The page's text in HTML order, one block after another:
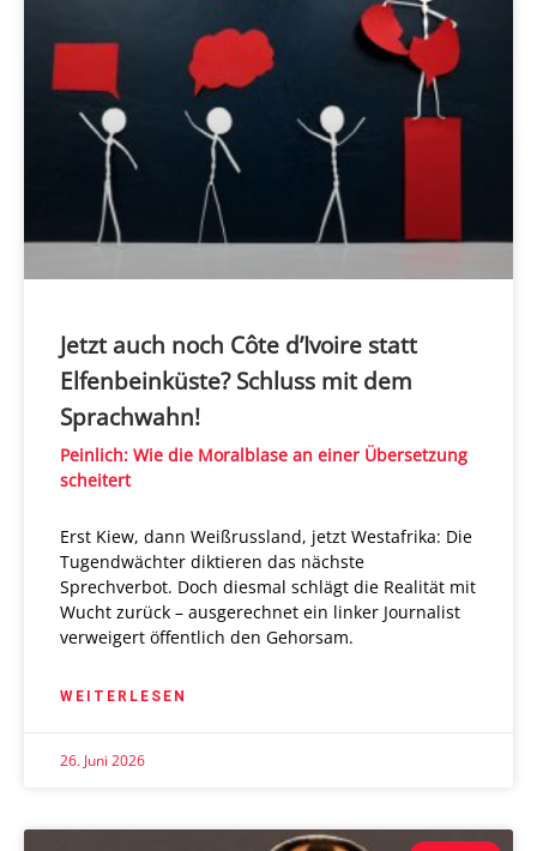
Jetzt auch noch Côte d’Ivoire statt
Elfenbeinküste? Schluss mit dem
Sprachwahn!
Peinlich: Wie die Moralblase an einer Übersetzung
scheitert
Erst Kiew, dann Weißrussland, jetzt Westafrika: Die
Tugendwächter diktieren das nächste
Sprechverbot. Doch diesmal schlägt die Realität mit
Wucht zurück – ausgerechnet ein linker Journalist
verweigert öffentlich den Gehorsam.
WEITERLESEN
26. Juni 2026